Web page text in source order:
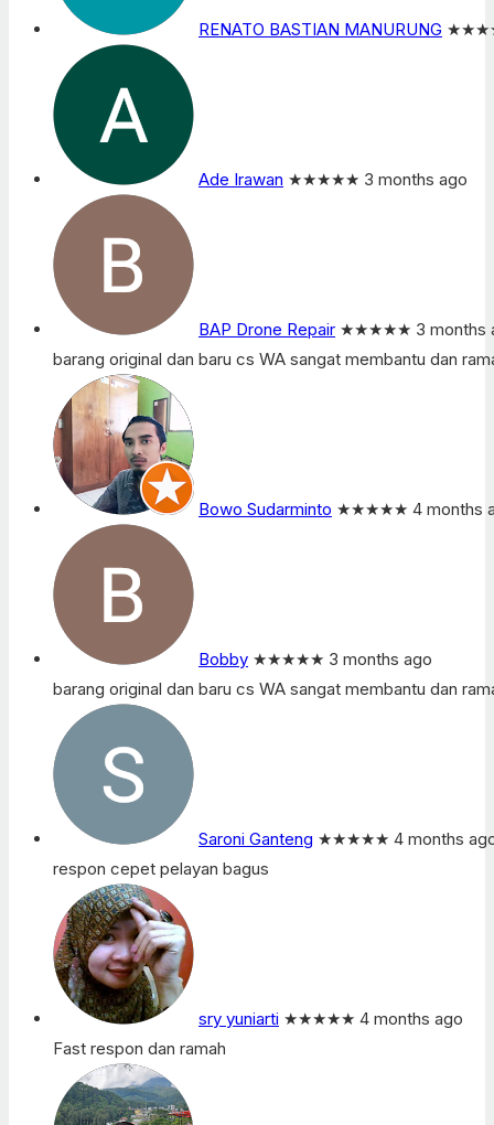
RENATO BASTIAN MANURUNG
Ade Irawan ★★★★★ 3 months ago
BAP Drone Repair ★★★★★ 3 months
barang original dan baru cs WA sangat membantu dan
Bowo Sudarminto ★★★★★ 4 months
Bobby ★★★★★ 3 months ago
barang original dan baru cs WA sangat membantu dan
Saroni Ganteng ★★★★★ 4 months
respon cepet pelayan bagus
sry yuniarti ★★★★★ 4 months ago
Fast respon dan ramah